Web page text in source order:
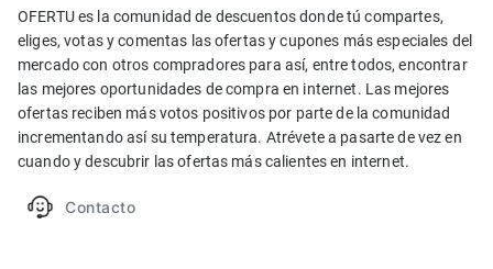
OFERTU es la comunidad de descuentos donde tú compartes,
eliges, votas y comentas las ofertas y cupones más especiales del
mercado con otros compradores para así, entre todos, encontrar
las mejores oportunidades de compra en internet. Las mejores
ofertas reciben más votos positivos por parte de la comunidad
incrementando así su temperatura. Atrévete a pasarte de vez en
cuando y descubrir las ofertas más calientes en internet.
Contacto